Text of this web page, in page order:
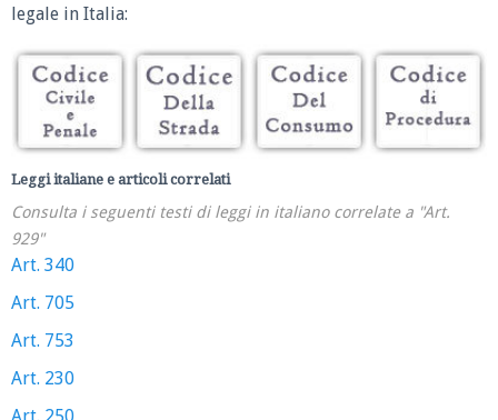
legale in Italia:
Leggi italiane e articoli correlati
Consulta i seguenti testi di leggi in italiano correlate a "Art.
929"
Art. 340
Art. 705
Art. 753
Art. 230